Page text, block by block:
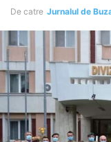
De catre Jurnalul de